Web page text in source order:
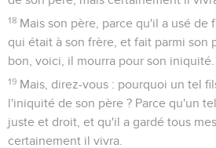
18 Mais son père, parce qu'il a usé de
qui était à son frère, et fait parmi son
bon, voici, il mourra pour son iniquité.
19 Mais, direz-vous : pourquoi un tel
l'iniquité de son père ? Parce qu'un
juste et droit, et qu'il a gardé tous
certainement il vivra.